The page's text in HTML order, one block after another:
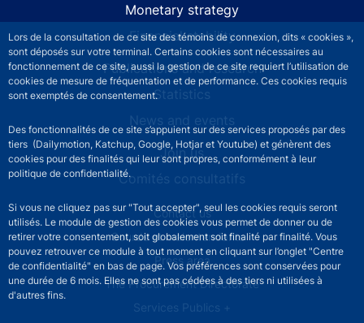
Lors de la consultation de ce site des témoins de connexion, dits « cookies »,
sont déposés sur votre terminal. Certains cookies sont nécessaires au
fonctionnement de ce site, aussi la gestion de ce site requiert l’utilisation de
cookies de mesure de fréquentation et de performance. Ces cookies requis
sont exemptés de consentement.
Des fonctionnalités de ce site s’appuient sur des services proposés par des
tiers (Dailymotion, Katchup, Google, Hotjar et Youtube) et génèrent des
cookies pour des finalités qui leur sont propres, conformément à leur
politique de confidentialité.
Si vous ne cliquez pas sur "Tout accepter", seul les cookies requis seront
utilisés. Le module de gestion des cookies vous permet de donner ou de
retirer votre consentement, soit globalement soit finalité par finalité. Vous
pouvez retrouver ce module à tout moment en cliquant sur l’onglet "Centre
de confidentialité" en bas de page. Vos préférences sont conservées pour
une durée de 6 mois. Elles ne sont pas cédées à des tiers ni utilisées à
d'autres fins.
Monetary strategy
Financial stability
Publications and research
Statistics
News and events
Join us
Comités consultatifs
Footer secondary menuContact us
Sourds et malentendants
Press area
The Procurement Directorate
Services Publics +